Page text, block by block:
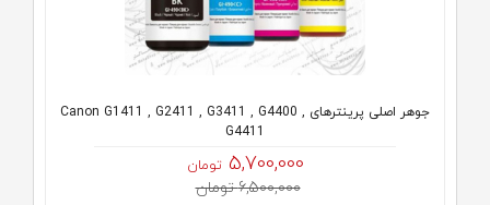
جوهر اصلی پرینترهای Canon G1411 , G2411 , G3411 , G4400 ,
G4411
5,700,000 تومان
6,500,000 تومان